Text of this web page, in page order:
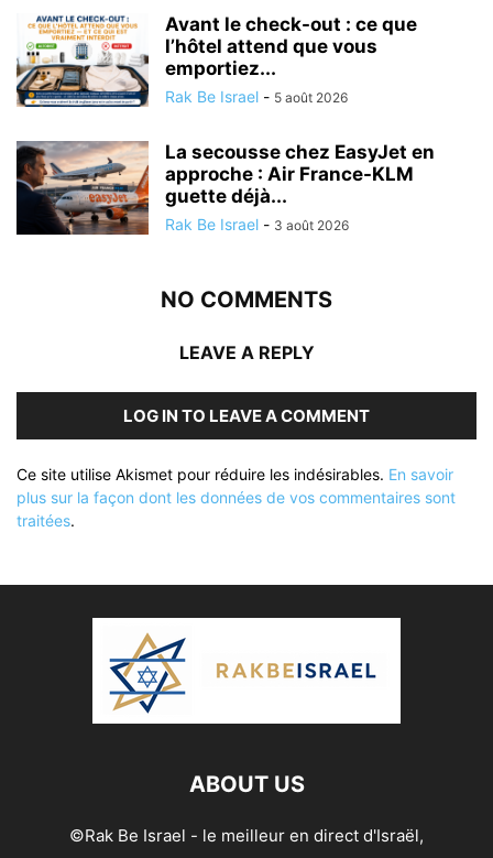
Avant le check-out : ce que
l’hôtel attend que vous
emportiez...
Rak Be Israel - 5 août 2026
La secousse chez EasyJet en
approche : Air France-KLM
guette déjà...
Rak Be Israel - 3 août 2026
NO COMMENTS
LEAVE A REPLY
LOG IN TO LEAVE A COMMENT
Ce site utilise Akismet pour réduire les indésirables. En savoir
plus sur la façon dont les données de vos commentaires sont
traitées.
ABOUT US
©Rak Be Israel - le meilleur en direct d'Israël,